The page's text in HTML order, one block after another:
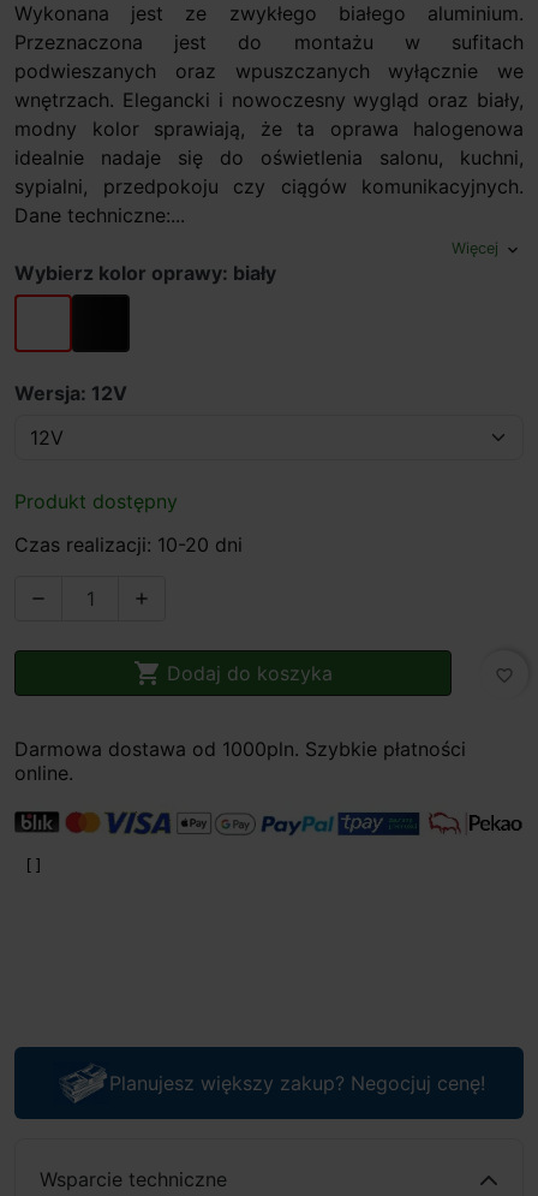
Wykonana jest ze zwykłego białego aluminium.
Przeznaczona jest do montażu w sufitach
podwieszanych oraz wpuszczanych wyłącznie we
wnętrzach. Elegancki i nowoczesny wygląd oraz biały,
modny kolor sprawiają, że ta oprawa halogenowa
idealnie nadaje się do oświetlenia salonu, kuchni,
sypialni, przedpokoju czy ciągów komunikacyjnych.
Dane techniczne:...
Więcej expand_more
Wybierz kolor oprawy: biały
biały czarny
Wersja: 12V
Produkt dostępny
Czas realizacji: 10-20 dni
 
 Dodaj do koszyka favorite_border
Darmowa dostawa od 1000pln. Szybkie płatności
online.
Planujesz większy zakup? Negocjuj cenę!
Wsparcie techniczne